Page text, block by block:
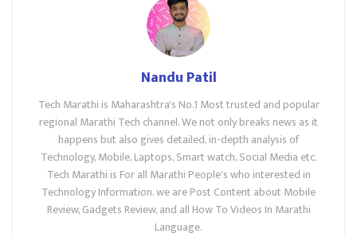
Nandu Patil
Tech Marathi is Maharashtra's No.1 Most trusted and popular
regional Marathi Tech channel. We not only breaks news as it
happens but also gives detailed, in-depth analysis of
Technology, Mobile, Laptops, Smart watch, Social Media etc.
Tech Marathi is For all Marathi People's who interested in
Technology Information. we are Post Content about Mobile
Review, Gadgets Review, and all How To Videos In Marathi
Language.